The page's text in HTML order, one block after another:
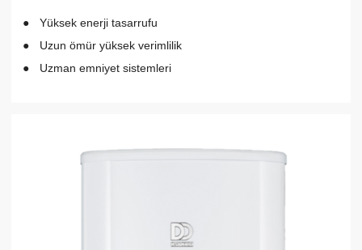
Yüksek enerji tasarrufu
Uzun ömür yüksek verimlilik
Uzman emniyet sistemleri